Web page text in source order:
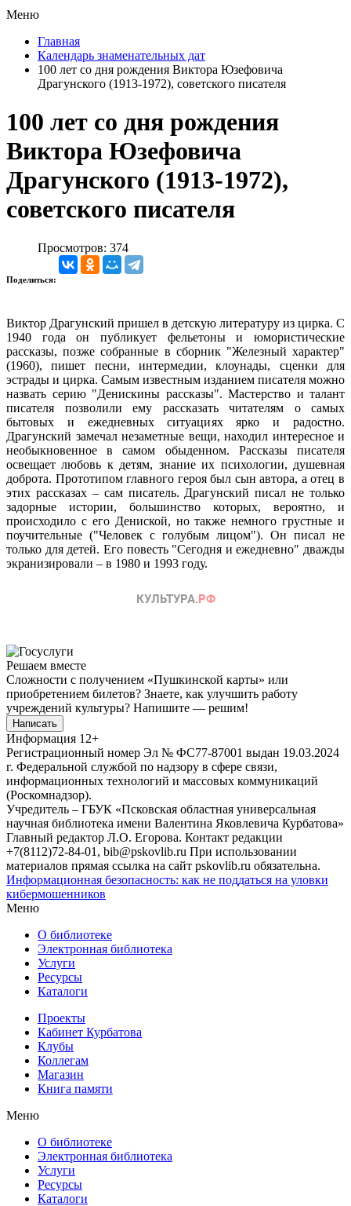
Меню
Главная
Календарь знаменательных дат
100 лет со дня рождения Виктора Юзефовича
Драгунского (1913-1972), советского писателя
100 лет со дня рождения
Виктора Юзефовича
Драгунского (1913-1972),
советского писателя
Просмотров: 374
Поделиться:
Виктор Драгунский пришел в детскую литературу из цирка. С
1940 года он публикует фельетоны и юмористические
рассказы, позже собранные в сборник "Железный характер"
(1960), пишет песни, интермедии, клоунады, сценки для
эстрады и цирка. Самым известным изданием писателя можно
назвать серию "Денискины рассказы". Мастерство и талант
писателя позволили ему рассказать читателям о самых
бытовых и ежедневных ситуациях ярко и радостно.
Драгунский замечал незаметные вещи, находил интересное и
необыкновенное в самом обыденном. Рассказы писателя
освещает любовь к детям, знание их психологии, душевная
доброта. Прототипом главного героя был сын автора, а отец в
этих рассказах – сам писатель. Драгунский писал не только
задорные истории, большинство которых, вероятно, и
происходило с его Дениской, но также немного грустные и
поучительные ("Человек с голубым лицом"). Он писал не
только для детей. Его повесть "Сегодня и ежедневно" дважды
экранизировали – в 1980 и 1993 году.
Решаем вместе
Сложности с получением «Пушкинской карты» или
приобретением билетов? Знаете, как улучшить работу
учреждений культуры? Напишите — решим!
Написать
Информация 12+
Регистрационный номер Эл № ФС77-87001 выдан 19.03.2024
г. Федеральной службой по надзору в сфере связи,
информационных технологий и массовых коммуникаций
(Роскомнадзор).
Учредитель – ГБУК «Псковская областная универсальная
научная библиотека имени Валентина Яковлевича Курбатова»
Главный редактор Л.О. Егорова. Контакт редакции
+7(8112)72-84-01, bib@pskovlib.ru При использовании
материалов прямая ссылка на сайт pskovlib.ru обязательна.
Информационная безопасность: как не поддаться на уловки
кибермошенников
Меню
О библиотеке
Электронная библиотека
Услуги
Ресурсы
Каталоги
Проекты
Кабинет Курбатова
Клубы
Коллегам
Магазин
Книга памяти
Меню
О библиотеке
Электронная библиотека
Услуги
Ресурсы
Каталоги